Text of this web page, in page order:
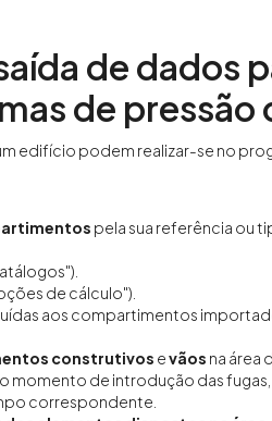
de dados
de pressão
edifício podem realizar-se no
pela sua referência ou
de cálculo").
aos compartimentos
construtivos evãos na área
momento de introdução das
correspondente.